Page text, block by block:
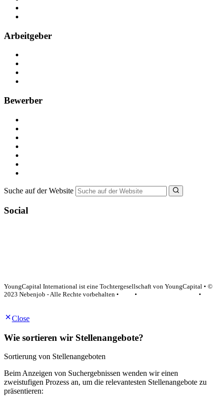
Arbeitgeber
Bewerber
Suche auf der Website
Social
YoungCapital International ist eine Tochtergesellschaft von YoungCapital • ©
2023 Nebenjob - Alle Rechte vorbehalten •
•
•
Close
Wie sortieren wir Stellenangebote?
Sortierung von Stellenangeboten
Beim Anzeigen von Suchergebnissen wenden wir einen
zweistufigen Prozess an, um die relevantesten Stellenangebote zu
präsentieren: